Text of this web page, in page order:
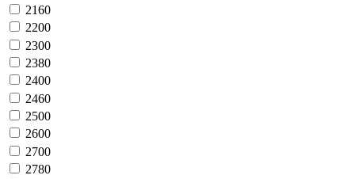
2160
2200
2300
2380
2400
2460
2500
2600
2700
2780